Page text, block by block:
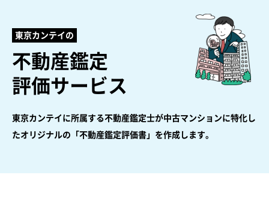
東京カンテイの
不動産鑑定
評価サービス
東京カンテイに所属する不動産鑑定士が中古マンションに特化し
たオリジナルの「不動産鑑定評価書」を作成します。